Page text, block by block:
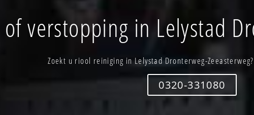
of verstopping in Lelystad
Zoekt u riool reiniging in Lelystad Dronterweg-
0320-331080